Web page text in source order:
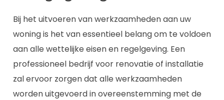
Bij het uitvoeren van werkzaamheden aan uw
woning is het van essentieel belang om te voldoen
aan alle wettelijke eisen en regelgeving. Een
professioneel bedrijf voor renovatie of installatie
zal ervoor zorgen dat alle werkzaamheden
worden uitgevoerd in overeenstemming met de